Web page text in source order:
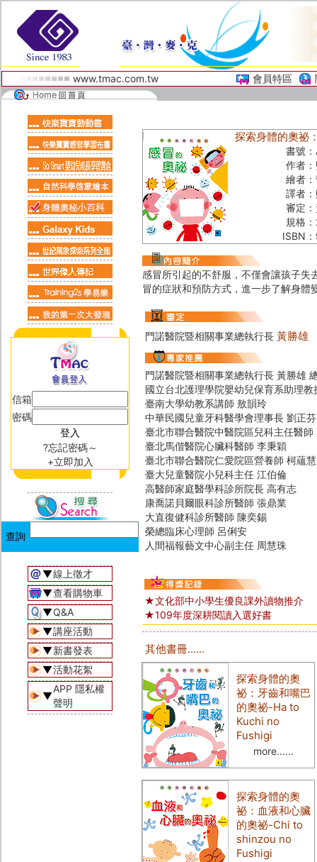
www.tmac.com.tw 會員特區
信箱
密碼
?忘記密碼～
+立即加入
▼線上徵才
▼查看購物車
▼Q&A
▼講座活動
▼新書發表
▼活動花絮
▼
APP 隱私權
聲明
探索身體的奧祕
書號：
作者：
繪者：
譯者：
審定：
規格：
ISBN：
感冒所引起的不舒服，不僅會讓孩子失
冒的症狀和預防方式，進一步了解身體
門諾醫院暨相關事業總執行長 黃勝雄
門諾醫院暨相關事業總執行長 黃勝雄
國立台北護理學院嬰幼兒保育系助理教
臺南大學幼教系講師 敖韻玲
中華民國兒童牙科醫學會理事長 劉正芬
臺北市聯合醫院中醫院區兒科主任醫師
臺北馬偕醫院心臟科醫師 李秉穎
臺北市聯合醫院仁愛院區營養師 柯蘊慧
臺大兒童醫院小兒科主任 江伯倫
高醫師家庭醫學科診所院長 高有志
康喬諾貝爾眼科診所醫師 張鼎業
大直復健科診所醫師 陳奕錫
榮總臨床心理師 呂俐安
人間福報藝文中心副主任 周慧珠
★文化部中小學生優良課外讀物推介
★109年度深耕閱讀入選好書
其他書冊......
探索身體的奧
祕：牙齒和嘴巴
的奧祕-Ha to
Kuchi no
Fushigi
more......
探索身體的奧
祕：血液和心臟
的奧祕-Chi to
shinzou no
Fushigi